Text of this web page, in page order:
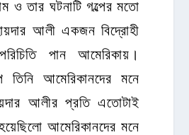
ও তার ঘটনাটি গল্পের মতো
আলী একজন বিদ্রোহী
পান আমেরিকায়।
তিনি আমেরিকানদের মনে
আলীর প্রতি এতোটাই
আমেরিকানদের মনে